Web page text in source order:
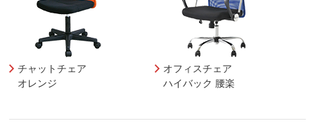
チャットチェア
オレンジ
オフィスチェア
ハイバック 腰楽